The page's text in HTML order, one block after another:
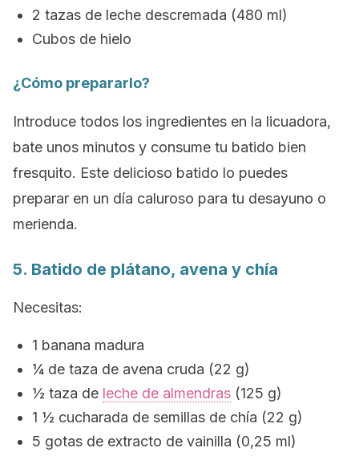
2 tazas de leche descremada (480 ml)
Cubos de hielo
¿Cómo prepararlo?
Introduce todos los ingredientes en la licuadora,
bate unos minutos y consume tu batido bien
fresquito. Este delicioso batido lo puedes
preparar en un día caluroso para tu desayuno o
merienda.
5. Batido de plátano, avena y chía
Necesitas:
1 banana madura
¼ de taza de avena cruda (22 g)
½ taza de leche de almendras (125 g)
1 ½ cucharada de semillas de chía (22 g)
5 gotas de extracto de vainilla (0,25 ml)